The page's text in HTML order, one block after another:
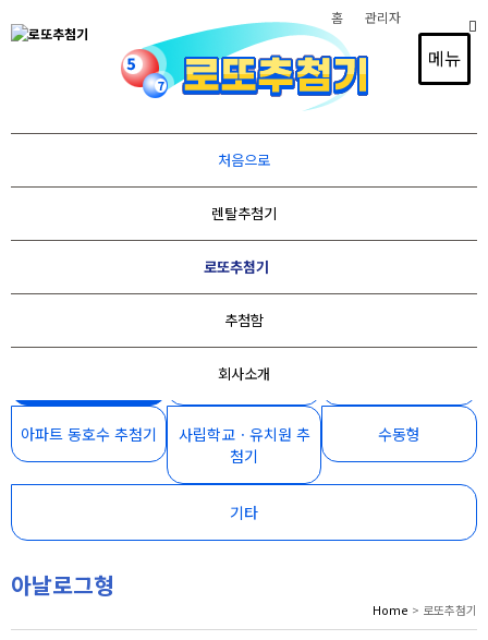
메뉴
관리자
홈
처음으로
렌탈추첨기
로또추첨기
추첨함
회사소개
경품추첨, 스포츠 조추첨, 순서추첨, 드레프트 추첨,
이벤트행사, 1인 방송 추첨, 광고홍보,
재개발 아파트동호수 추첨, 사립학교 유치원추첨,
로또추첨기, 빙고게임기등
추첨기 전문제작 및 렌탈
오토형
아파트 동호수 추첨기
사립학교ㆍ유치원 추
첨기
수동형
기타
아날로그형
Home > 로또추첨기